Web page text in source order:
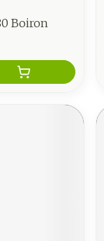
Boiron